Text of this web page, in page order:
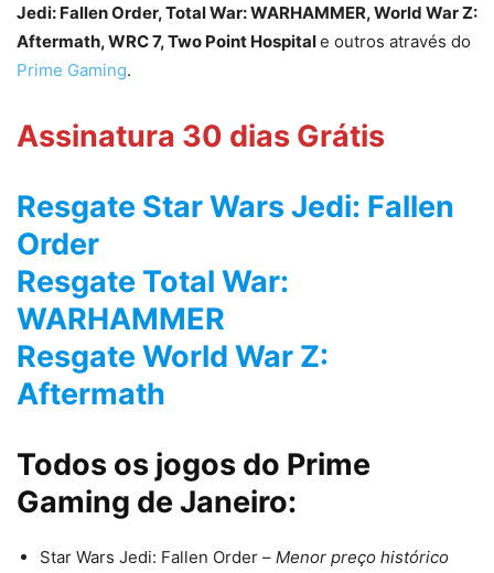
Jedi: Fallen Order,Total War: WARHAMMER,World War Z:
Aftermath,WRC 7, Two Point Hospitale outros através do
Prime Gaming.
Assinatura 30 dias Grátis
Resgate Star Wars Jedi: Fallen
Order
Resgate Total War:
WARHAMMER
Resgate World War Z:
Aftermath
Todos os jogos do Prime
Gaming de Janeiro:
Star Wars Jedi: Fallen Order – Menor preço histórico